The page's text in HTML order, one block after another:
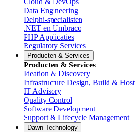
Cloud & DevOps
Data Engineering
Delphi-specialisten
.NET en Umbraco
PHP Applicaties
Regulatory Services
Producten & Services
Producten & Services
Ideation & Discovery
Infrastructure Design, Build &
IT Advisory
Quality Control
Software Development
Support & Lifecycle Management
Dawn Technology